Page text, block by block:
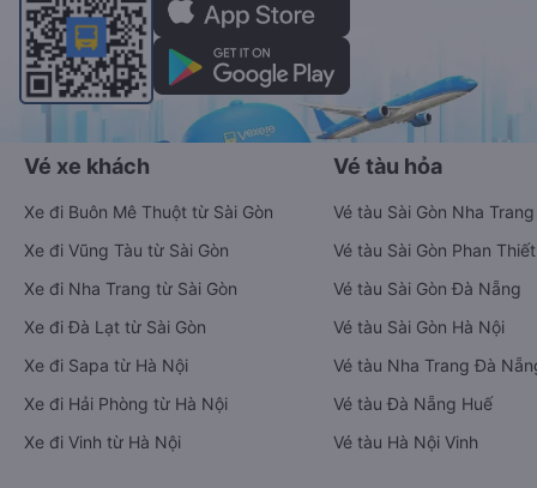
Vé xe khách
Xe đi Buôn Mê Thuột từ Sài Gòn
Xe đi Vũng Tàu từ Sài Gòn
Xe đi Nha Trang từ Sài Gòn
Xe đi Đà Lạt từ Sài Gòn
Xe đi Sapa từ Hà Nội
Xe đi Hải Phòng từ Hà Nội
Xe đi Vinh từ Hà Nội
Vé tàu hỏa
Vé tàu Sài Gòn Nha Trang
Vé tàu Sài Gòn Phan Thiết
Vé tàu Sài Gòn Đà Nẵng
Vé tàu Sài Gòn Hà Nội
Vé tàu Nha Trang Đà
Vé tàu Đà Nẵng Huế
Vé tàu Hà Nội Vinh